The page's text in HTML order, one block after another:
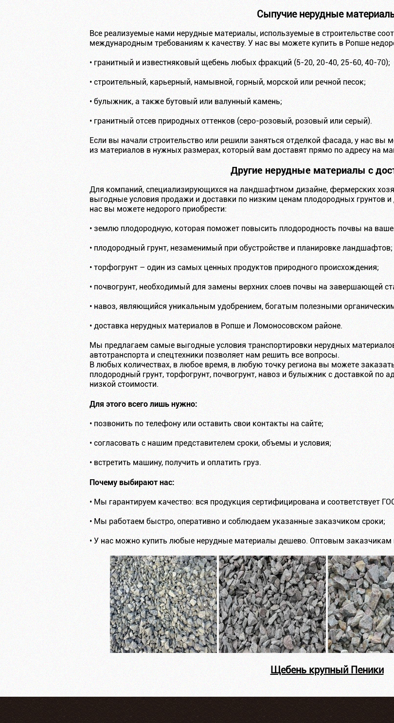
Сыпучие нерудные
Все реализуемые нами нерудные материалы, используемые в строительстве
международным требованиям к качеству. У нас вы можете купить в Ропше
• гранитный и известняковый щебень любых фракций (5-20, 20-40, 25-60, 40-70);
• строительный, карьерный, намывной, горный, морской или речной песок;
• булыжник, а также бутовый или валунный камень;
• гранитный отсев природных оттенков (серо-розовый, розовый или серый).
Если вы начали строительство или решили заняться отделкой фасада, у нас вы
из материалов в нужных размерах, который вам доставят прямо по адресу на
Другие нерудные материалы с
Для компаний, специализирующихся на ландшафтном дизайне, фермерских
выгодные условия продажи и доставки по низким ценам плодородных грунтов и
нас вы можете недорого приобрести:
• землю плодородную, которая поможет повысить плодородность почвы на
• плодородный грунт, незаменимый при обустройстве и планировке ландшафтов;
• торфогрунт – один из самых ценных продуктов природного происхождения;
• почвогрунт, необходимый для замены верхних слоев почвы на завершающей
• навоз, являющийся уникальным удобрением, богатым полезными
• доставка нерудных материалов в Ропше и Ломоносовском районе.
Мы предлагаем самые выгодные условия транспортировки нерудных
автотранспорта и спецтехники позволяет нам решить все вопросы.
В любых количествах, в любое время, в любую точку региона вы можете
плодородный грунт, торфогрунт, почвогрунт, навоз и булыжник с доставкой
низкой стоимости.
Для этого всего лишь нужно:
• позвонить по телефону или оставить свои контакты на сайте;
• согласовать с нашим представителем сроки, объемы и условия;
• встретить машину, получить и оплатить груз.
Почему выбирают нас:
• Мы гарантируем качество: вся продукция сертифицирована и соответствует
• Мы работаем быстро, оперативно и соблюдаем указанные заказчиком сроки;
• У нас можно купить любые нерудные материалы дешево. Оптовым
Щебень крупный Пеники